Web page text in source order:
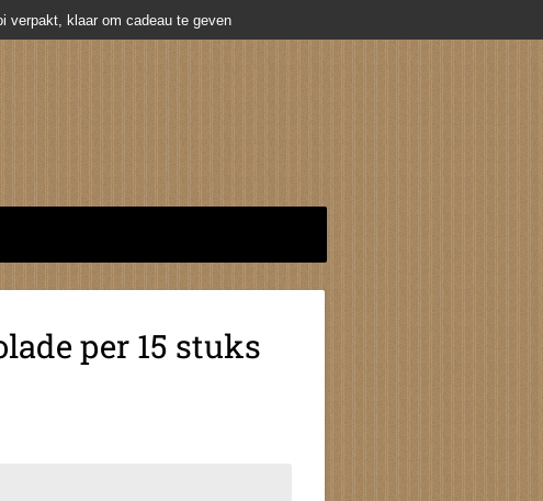
verpakt, klaar om cadeau te geven
per 15 stuks